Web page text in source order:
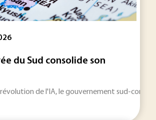
du Sud consolide son
de l'IA, le gouvernement sud-